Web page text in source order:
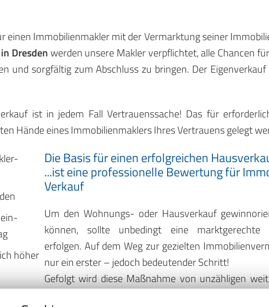
Immobilienmakler mit der Vermarktung seiner
Dresdenwerden unsere Makler verpflichtet, alle Chancen
und sorgfältig zum Abschluss zu bringen. Der
ist in jedem Fall Vertrauenssache! Das für
Hände eines Immobilienmaklers Ihres Vertrauens gelegt
höher
Die Basis für einen erfolgreichen
...ist eine professionelle Bewertung für
Verkauf
Um den Wohnungs- oder Hausverkauf
können, sollte unbedingt eine marktgerechte
erfolgen. Auf dem Weg zur gezielten
nur ein erster – jedoch bedeutender Schritt!
Gefolgt wird diese Maßnahme von unzähligen
mit der Unterstützung durch einen orts-